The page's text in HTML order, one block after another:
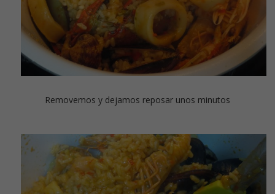
Removemos y dejamos reposar unos minutos